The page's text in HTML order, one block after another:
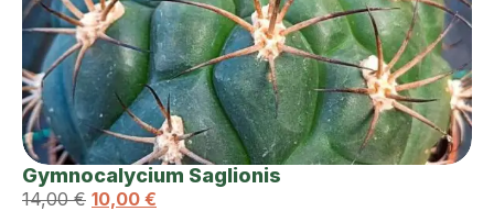
Gymnocalycium Saglionis
14,00€ 10,00 €